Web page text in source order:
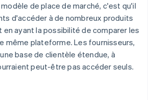
de place de marché, c'est qu'il
d'accéder à de nombreux produits
ayant la possibilité de comparer les
même plateforme. Les fournisseurs,
base de clientèle étendue, à
peut-être pas accéder seuls.